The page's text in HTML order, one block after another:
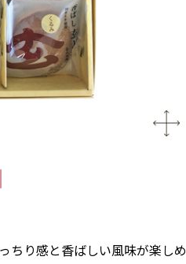
ちり感と香ばしい風味が楽しめ